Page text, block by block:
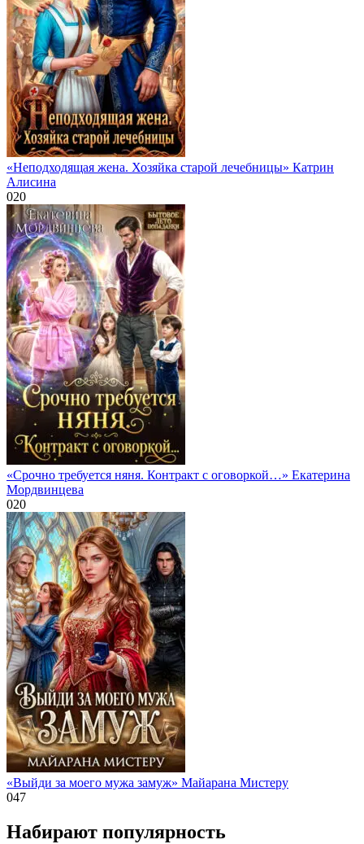
«Неподходящая жена. Хозяйка старой лечебницы» Катрин
Алисина
020
«Срочно требуется няня. Контракт с оговоркой…» Екатерина
Мордвинцева
020
«Выйди за моего мужа замуж» Майарана Мистеру
047
Набирают популярность